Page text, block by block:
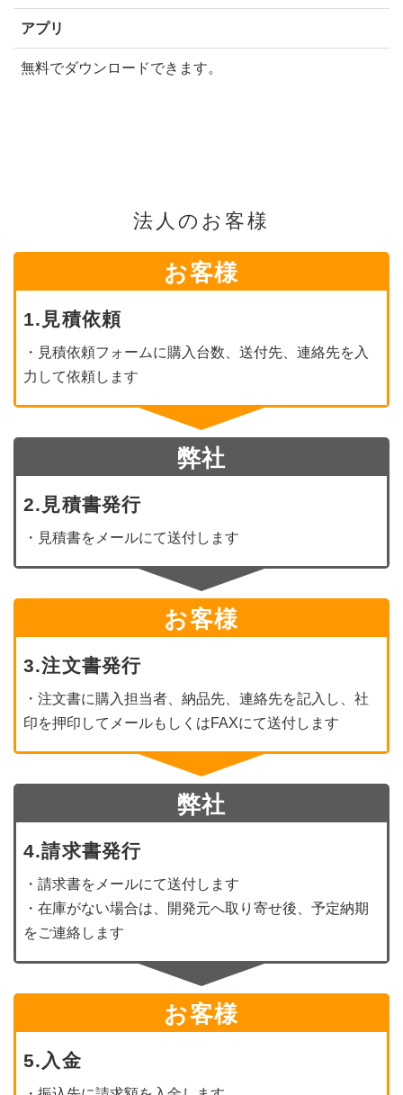
アプリ
無料でダウンロードできます。
法人のお客様
お客様
1.見積依頼
・見積依頼フォームに購入台数、送付先、連絡先を入
力して依頼します
弊社
2.見積書発行
・見積書をメールにて送付します
お客様
3.注文書発行
・注文書に購入担当者、納品先、連絡先を記入し、社
印を押印してメールもしくはFAXにて送付します
弊社
4.請求書発行
・請求書をメールにて送付します
・在庫がない場合は、開発元へ取り寄せ後、予定納期
をご連絡します
お客様
5.入金